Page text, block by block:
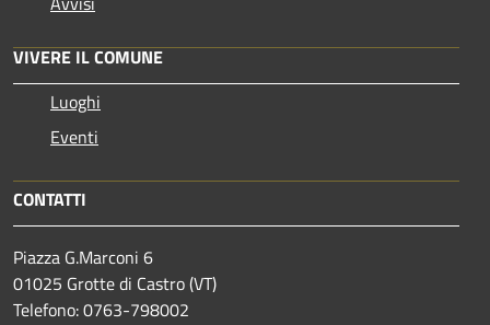
VIVERE IL COMUNE
Luoghi
Eventi
CONTATTI
Piazza G.Marconi 6
01025 Grotte di Castro (VT)
Telefono: 0763-798002